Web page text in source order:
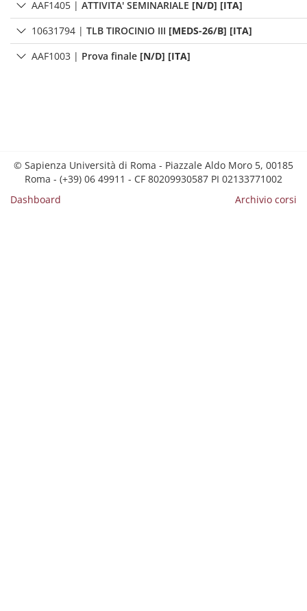
AAF1405 | ATTIVITA' SEMINARIALE [N/D] [ITA]
10631794 | TLB TIROCINIO III [MEDS-26/B] [ITA]
AAF1003 | Prova finale [N/D] [ITA]
© Sapienza Università di Roma - Piazzale Aldo Moro 5, 00185
Roma - (+39) 06 49911 - CF 80209930587 PI 02133771002
Dashboard
Archivio corsi